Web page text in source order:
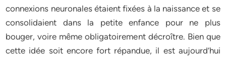
connexions neuronales étaient fixées à la naissance et se
consolidaient dans la petite enfance pour ne plus
bouger, voire même obligatoirement décroître. Bien que
cette idée soit encore fort répandue, il est aujourd’hui